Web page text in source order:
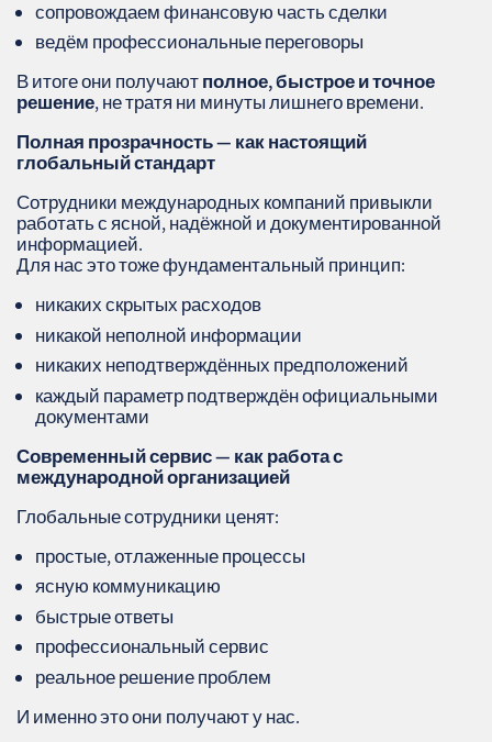
сопровождаем финансовую часть сделки
ведём профессиональные переговоры
В итоге они получаютполное, быстрое и точное
решение, не тратя ни минуты лишнего времени.
Полная прозрачность — как настоящий
глобальный стандарт
Сотрудники международных компаний привыкли
работать с ясной, надёжной и документированной
информацией.
Для нас это тоже фундаментальный принцип:
никаких скрытых расходов
никакой неполной информации
никаких неподтверждённых предположений
каждый параметр подтверждён официальными
документами
Современный сервис — как работа с
международной организацией
Глобальные сотрудники ценят:
простые, отлаженные процессы
ясную коммуникацию
быстрые ответы
профессиональный сервис
реальное решение проблем
И именно это они получают у нас.